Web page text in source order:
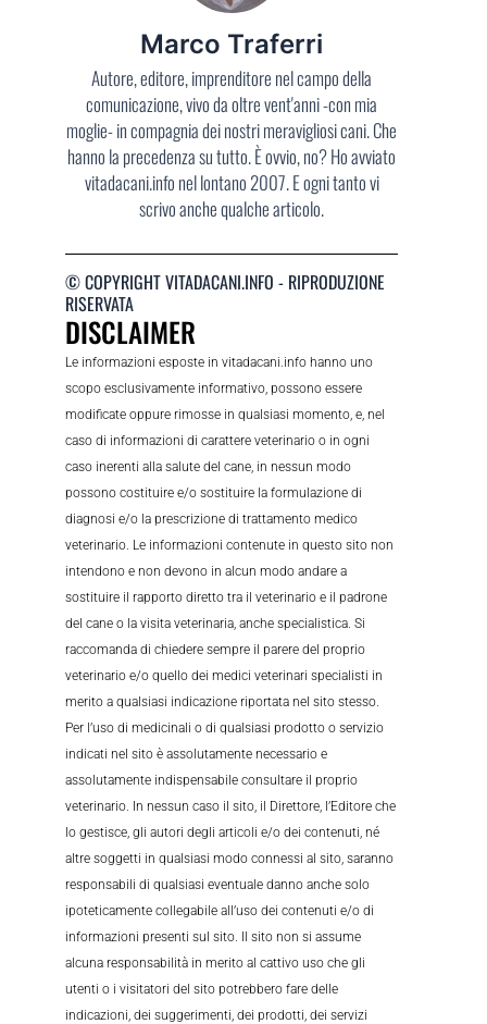
Marco Traferri
Autore, editore, imprenditore nel campo della
comunicazione, vivo da oltre vent'anni -con mia
moglie- in compagnia dei nostri meravigliosi cani. Che
hanno la precedenza su tutto. È ovvio, no? Ho avviato
vitadacani.info nel lontano 2007. E ogni tanto vi
scrivo anche qualche articolo.
© COPYRIGHT VITADACANI.INFO - RIPRODUZIONE
RISERVATA
DISCLAIMER
Le informazioni esposte in vitadacani.info hanno uno
scopo esclusivamente informativo, possono essere
modificate oppure rimosse in qualsiasi momento, e, nel
caso di informazioni di carattere veterinario o in ogni
caso inerenti alla salute del cane, in nessun modo
possono costituire e/o sostituire la formulazione di
diagnosi e/o la prescrizione di trattamento medico
veterinario. Le informazioni contenute in questo sito non
intendono e non devono in alcun modo andare a
sostituire il rapporto diretto tra il veterinario e il padrone
del cane o la visita veterinaria, anche specialistica. Si
raccomanda di chiedere sempre il parere del proprio
veterinario e/o quello dei medici veterinari specialisti in
merito a qualsiasi indicazione riportata nel sito stesso.
Per l’uso di medicinali o di qualsiasi prodotto o servizio
indicati nel sito è assolutamente necessario e
assolutamente indispensabile consultare il proprio
veterinario. In nessun caso il sito, il Direttore, l’Editore che
lo gestisce, gli autori degli articoli e/o dei contenuti, né
altre soggetti in qualsiasi modo connessi al sito, saranno
responsabili di qualsiasi eventuale danno anche solo
ipoteticamente collegabile all’uso dei contenuti e/o di
informazioni presenti sul sito. Il sito non si assume
alcuna responsabilità in merito al cattivo uso che gli
utenti o i visitatori del sito potrebbero fare delle
indicazioni, dei suggerimenti, dei prodotti, dei servizi